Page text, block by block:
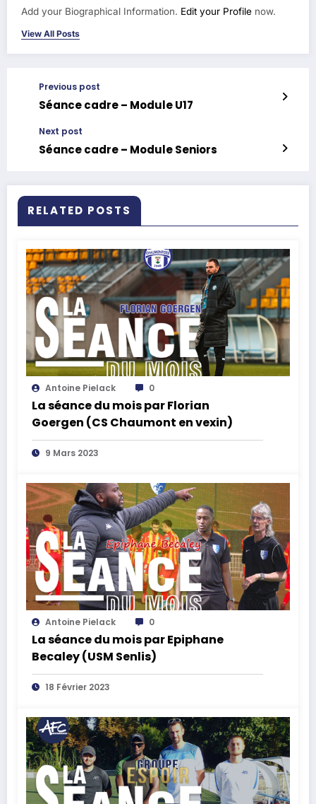
Add your Biographical Information. Edit your Profile now.
View All Posts
Previous post
Séance cadre – Module U17
Next post
Séance cadre – Module Seniors
RELATED POSTS
Antoine Pielack 0
La séance du mois par Florian
Goergen (CS Chaumont en vexin)
9 Mars 2023
Antoine Pielack 0
La séance du mois par Epiphane
Becaley (USM Senlis)
18 Février 2023